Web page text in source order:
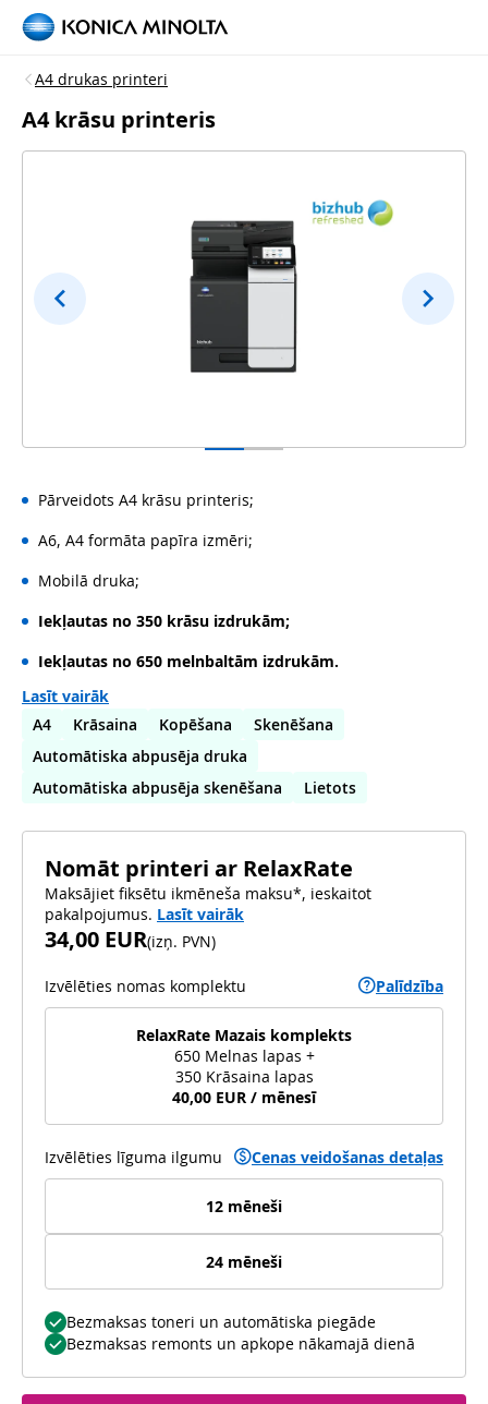
A4 drukas printeri
A4 krāsu printeris
Pārveidots A4 krāsu printeris;
A6, A4 formāta papīra izmēri;
Mobilā druka;
Iekļautas no 350 krāsu izdrukām;
Iekļautas no 650 melnbaltām izdrukām.
Lasīt vairāk
A4
Krāsaina Kopēšana
Skenēšana
Automātiska abpusēja druka
Automātiska abpusēja skenēšana
Lietots
Nomāt printeri ar RelaxRate
Maksājiet fiksētu ikmēneša maksu*, ieskaitot
pakalpojumus. Lasīt vairāk
34,00 EUR(izņ. PVN)
Izvēlēties nomas komplektu Palīdzība
RelaxRate Mazais komplekts
650 Melnas lapas +
350 Krāsaina lapas
40,00 EUR / mēnesī
Izvēlēties līguma ilgumu Cenas veidošanas detaļas
12 mēneši
24 mēneši
Bezmaksas toneri un automātiska piegāde
Bezmaksas remonts un apkope nākamajā dienā